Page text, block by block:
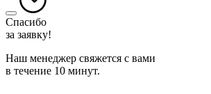
Спасибо
за заявку!
Наш менеджер свяжется с вами
в течение 10 минут.